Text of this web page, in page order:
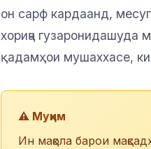
он сарф кардаанд,
хориҷа гузаронидашуда
қадамҳои мушаххасе,
⚠️ Муҳим
Ин мақола барои